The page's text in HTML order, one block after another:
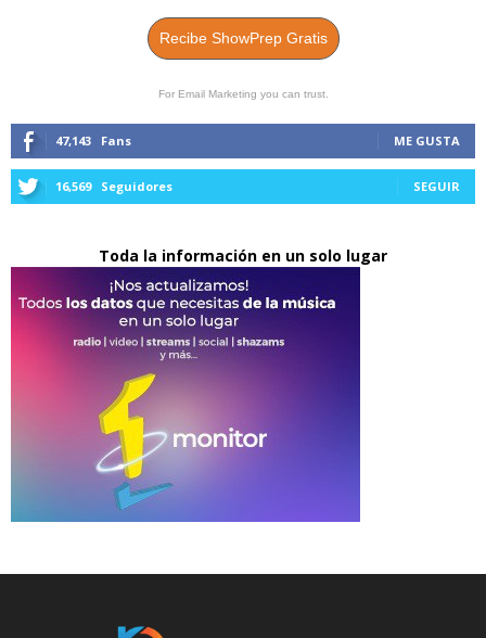
Recibe ShowPrep Gratis
For Email Marketing you can trust.
47,143 Fans ME GUSTA
16,569 Seguidores SEGUIR
Toda la información en un solo lugar